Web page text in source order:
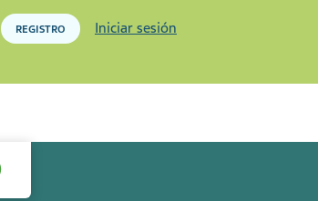
REGISTRO Iniciar sesión